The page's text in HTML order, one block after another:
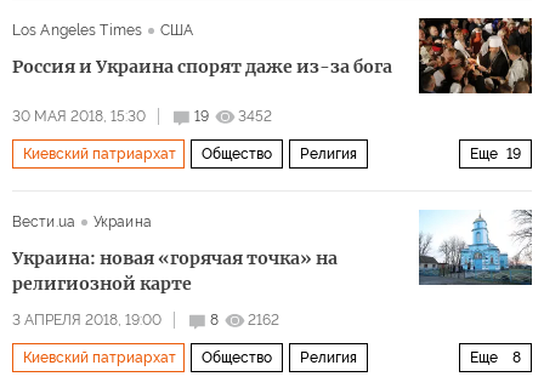
Украинская автокефальная православная церковь (УАПЦ)
Антиохийский патрирхат Вторая мировая война
майдан автокефалия
Los Angeles Times США
Россия и Украина спорят даже из-за бога
30 МАЯ 2018, 15:30 19 3452
Еще 19
Киевский патриархат Общество Религия
Западная Украина Владимир Путин
патриарх Кирилл Петр Порошенко
Варфоломей митрополит Онуфрий
Вести.ua Украина
Украина: новая «горячая точка» на
религиозной карте
3 АПРЕЛЯ 2018, 19:00 8 2162
Еще 8
Киевский патриархат Общество Религия